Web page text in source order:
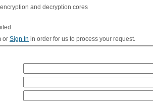
and decryption cores
or Sign In in order for us to process your request.